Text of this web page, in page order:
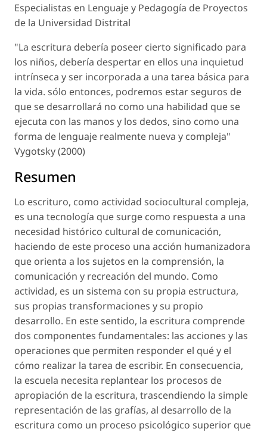
Especialistas en Lenguaje y Pedagogía de Proyectos
de la Universidad Distrital
"La escritura debería poseer cierto significado para
los niños, debería despertar en ellos una inquietud
intrínseca y ser incorporada a una tarea básica para
la vida. sólo entonces, podremos estar seguros de
que se desarrollará no como una habilidad que se
ejecuta con las manos y los dedos, sino como una
forma de lenguaje realmente nueva y compleja"
Vygotsky (2000)
Resumen
Lo escrituro, como actividad sociocultural compleja,
es una tecnología que surge como respuesta a una
necesidad histórico cultural de comunicación,
haciendo de este proceso una acción humanizadora
que orienta a los sujetos en la comprensión, la
comunicación y recreación del mundo. Como
actividad, es un sistema con su propia estructura,
sus propias transformaciones y su propio
desarrollo. En este sentido, la escritura comprende
dos componentes fundamentales: las acciones y las
operaciones que permiten responder el qué y el
cómo realizar la tarea de escribir. En consecuencia,
la escuela necesita replantear los procesos de
apropiación de la escritura, trascendiendo la simple
representación de las grafías, al desarrollo de la
escritura como un proceso psicológico superior que